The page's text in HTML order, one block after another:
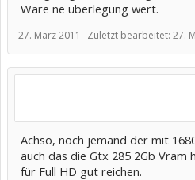
Wäre ne überlegung wert.
27. März 2011 Zuletzt bearbeitet: 27.
Achso, noch jemand der mit
auch das die Gtx 285 2Gb Vram
für Full HD gut reichen.